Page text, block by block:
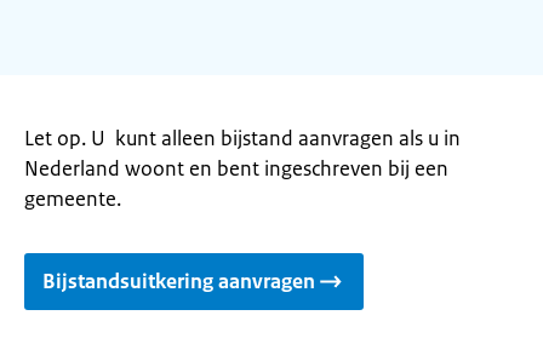
Let op. U kunt alleen bijstand aanvragen als u in
Nederland woont en bent ingeschreven bij een
gemeente.
Bijstandsuitkering aanvragen